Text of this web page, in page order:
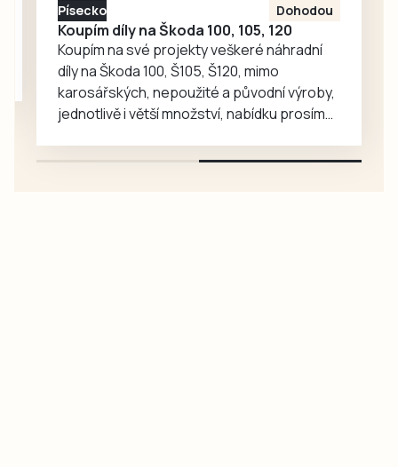
Písecko Dohodou
Koupím díly na Škoda 100, 105, 120
Koupím na své projekty veškeré náhradní
díly na Škoda 100, Š105, Š120, mimo
karosářských, nepoužité a původní výroby,
jednotlivě i větší množství, nabídku prosím